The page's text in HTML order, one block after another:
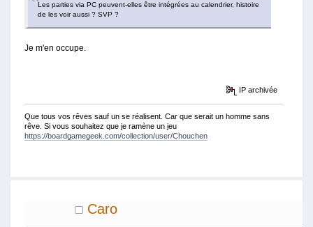
Les parties via PC peuvent-elles être intégrées au calendrier, histoire
de les voir aussi ? SVP ?
Je m'en occupe.
IP archivée
Que tous vos rêves sauf un se réalisent. Car que serait un homme sans
rêve. Si vous souhaitez que je ramène un jeu
https://boardgamegeek.com/collection/user/Chouchen
Caro